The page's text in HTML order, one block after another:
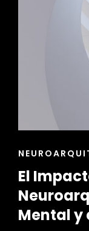
SALUD
ENLACES
LAS
CATEGORÍAS
El
Mental y